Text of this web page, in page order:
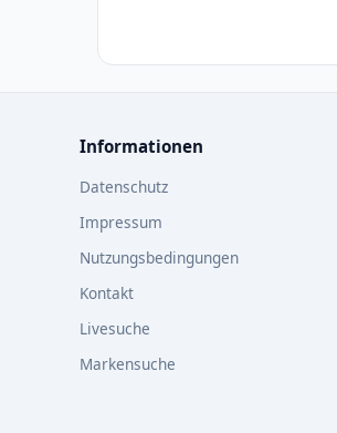
Informationen
Datenschutz
Impressum
Nutzungsbedingungen
Kontakt
Livesuche
Markensuche